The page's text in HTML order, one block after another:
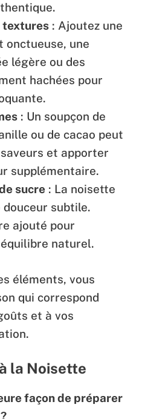
textures : Ajoutez une
onctueuse, une
légère ou des
hachées pour
: Un soupçon de
ou de cacao peut
et apporter
supplémentaire.
sucre : La noisette
subtile.
ajouté pour
naturel.
éléments, vous
qui correspond
et à vos
la Noisette
façon de préparer